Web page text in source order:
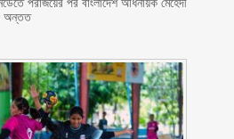
অন্তত